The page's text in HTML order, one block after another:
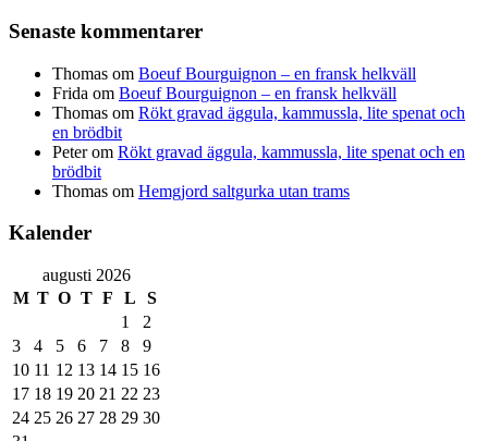
Senaste kommentarer
Thomas om Boeuf Bourguignon – en fransk helkväll
Frida om Boeuf Bourguignon – en fransk helkväll
Thomas om Rökt gravad äggula, kammussla, lite spenat och
en brödbit
Peterom Rökt gravad äggula, kammussla, lite spenat och en
brödbit
Thomas om Hemgjord saltgurka utan trams
Kalender
augusti 2026
M T O T F L
S
1
2
3
4 5 6 7 8
9
10 11 12 13 14 15 16
17 18 19 20 21 22 23
24 25 26 27 28 29 30